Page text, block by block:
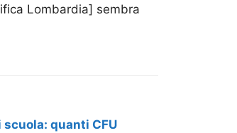
Lombardia] sembra
quanti CFU